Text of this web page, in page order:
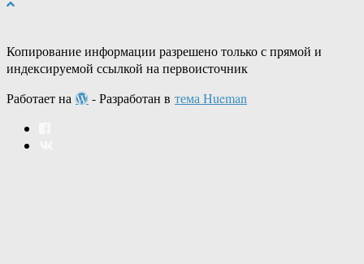
Копирование информации разрешено только с прямой и
индексируемой ссылкой на первоисточник
Работает на
- Разработан в тема Hueman